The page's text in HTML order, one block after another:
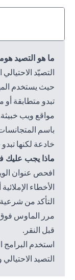
ما هو التصيد
التصيّد
حيث يستخدم
تبدو متطابقة أو
مواقع ويب
باسم
خادعة لكنها
ماذا يجب عليك
افحص عنوان
الأخطاء
التأكد من
مرر الماوس فوق
قبل النقر.
استخدم
التصيد الاحتيالي